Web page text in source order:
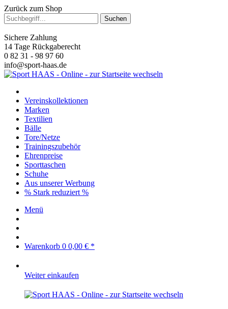
Zurück zum Shop
Suchen
Sichere Zahlung
14 Tage Rückgaberecht
0 82 31 - 98 97 60
info@sport-haas.de
Vereinskollektionen
Marken
Textilien
Bälle
Tore/Netze
Trainingszubehör
Ehrenpreise
Sporttaschen
Schuhe
Aus unserer Werbung
% Stark reduziert %
Menü
Warenkorb 0 0,00 € *
Weiter einkaufen